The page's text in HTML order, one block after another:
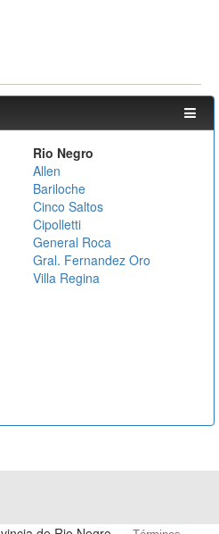
Rio Negro
Allen
Bariloche
Cinco Saltos
Cipolletti
General Roca
Gral. Fernandez Oro
Villa Regina